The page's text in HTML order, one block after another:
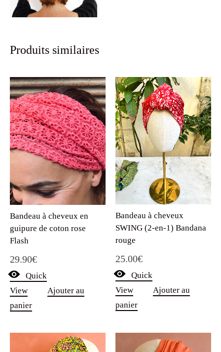
Produits similaires
Bandeau à cheveux en
guipure de coton rose
Flash
29.90€
Quick
View
Ajouter au
panier
Bandeau à cheveux
SWING (2-en-1) Bandana
rouge
25.00€
Quick
View
Ajouter au
panier